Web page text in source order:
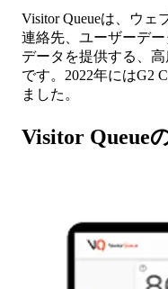
Visitor Queueは、ウェ
連絡先、ユーザーデ
データを提供する、
です。2022年にはG2
ました。
Visitor Queue